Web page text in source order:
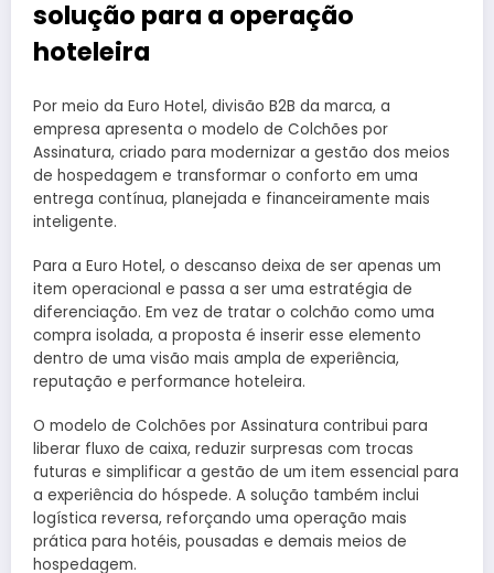
solução para a operação
hoteleira
Por meio da Euro Hotel, divisão B2B da marca, a
empresa apresenta o modelo de Colchões por
Assinatura, criado para modernizar a gestão dos meios
de hospedagem e transformar o conforto em uma
entrega contínua, planejada e financeiramente mais
inteligente.
Para a Euro Hotel, o descanso deixa de ser apenas um
item operacional e passa a ser uma estratégia de
diferenciação. Em vez de tratar o colchão como uma
compra isolada, a proposta é inserir esse elemento
dentro de uma visão mais ampla de experiência,
reputação e performance hoteleira.
O modelo de Colchões por Assinatura contribui para
liberar fluxo de caixa, reduzir surpresas com trocas
futuras e simplificar a gestão de um item essencial para
a experiência do hóspede. A solução também inclui
logística reversa, reforçando uma operação mais
prática para hotéis, pousadas e demais meios de
hospedagem.